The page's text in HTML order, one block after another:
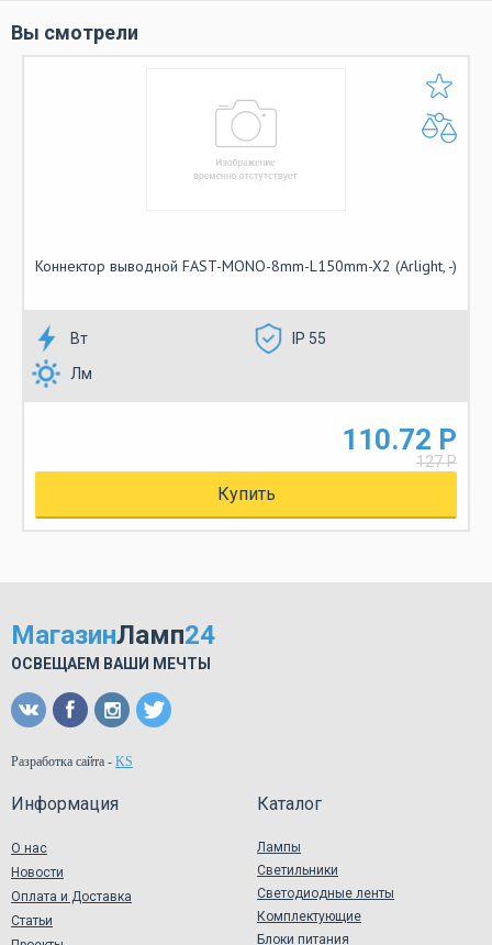
Вы смотрели
Коннектор выводной FAST-MONO-8mm-L150mm-X2 (Arlight, -)
Вт
IP 55
Лм
110.72 Р
127 Р
Купить
МагазинЛамп24
ОСВЕЩАЕМ ВАШИ МЕЧТЫ
Разработка сайта - KS
Информация
О нас
Новости
Оплата и Доставка
Статьи
Каталог
Лампы
Светильники
Светодиодные ленты
Комплектующие
Блоки питания